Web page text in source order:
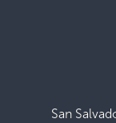
San